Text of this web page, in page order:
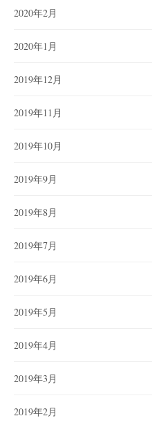
2020年2月
2020年1月
2019年12月
2019年11月
2019年10月
2019年9月
2019年8月
2019年7月
2019年6月
2019年5月
2019年4月
2019年3月
2019年2月